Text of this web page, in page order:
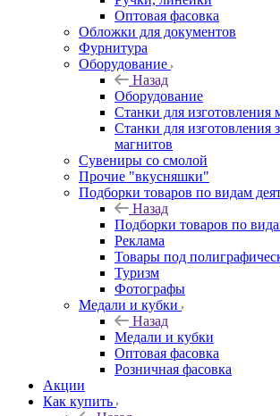
Оптовая фасовка
Обложки для документов
Фурнитура
Оборудование
Назад
Оборудование
Станки для изготовления
Станки для изготовления
магнитов
Сувениры со смолой
Прочие "вкусняшки"
Подборки товаров по видам
Назад
Подборки товаров по
Реклама
Товары под
Туризм
Фотографы
Медали и кубки
Назад
Медали и кубки
Оптовая фасовка
Розничная фасовка
Акции
Как купить